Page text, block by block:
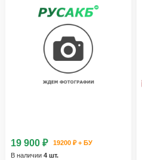
19 900 ₽
19200 ₽ + БУ
В наличии 4 шт.